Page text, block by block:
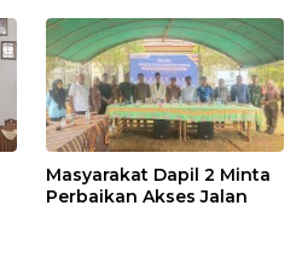
Masyarakat Dapil 2 Minta
Perbaikan Akses Jalan